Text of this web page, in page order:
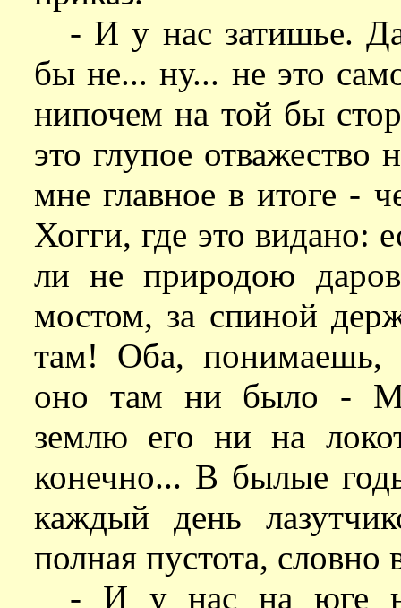
- И у нас затишье.
бы не... ну... не это
нипочем на той бы
это глупое
мне главное в итоге -
Хогги, где это видано:
ли не природою
мостом, за спиной
там! Оба, понимаешь,
оно там ни было -
землю его ни на
конечно... В былые
каждый день
полная пустота, словно
- И у нас на юге